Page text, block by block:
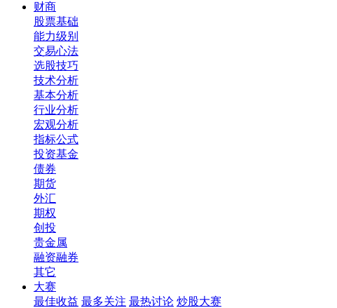
财商
股票基础
能力级别
交易心法
选股技巧
技术分析
基本分析
行业分析
宏观分析
指标公式
投资基金
债券
期货
外汇
期权
创投
贵金属
融资融券
其它
大赛
最佳收益 最多关注 最热讨论 炒股大赛